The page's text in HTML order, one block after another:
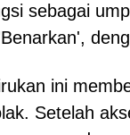
sebagai
ini
Setelah